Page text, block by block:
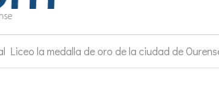
Liceo la medalla de oro de la ciudad de